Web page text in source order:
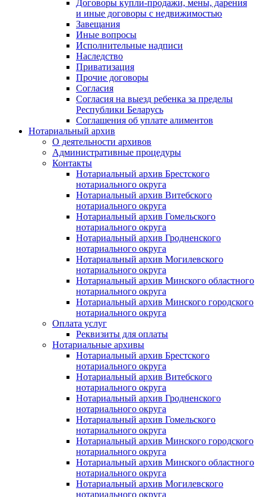
Договоры купли-продажи, мены, дарения
и иные договоры с недвижимостью
Завещания
Иные вопросы
Исполнительные надписи
Наследство
Приватизация
Прочие договоры
Согласия
Согласия на выезд ребенка за пределы
Республики Беларусь
Соглашения об уплате алиментов
Нотариальный архив
О деятельности архивов
Административные процедуры
Контакты
Нотариальный архив Брестского
нотариального округа
Нотариальный архив Витебского
нотариального округа
Нотариальный архив Гомельского
нотариального округа
Нотариальный архив Гродненского
нотариального округа
Нотариальный архив Могилевского
нотариального округа
Нотариальный архив Минского областного
нотариального округа
Нотариальный архив Минского городского
нотариального округа
Оплата услуг
Реквизиты для оплаты
Нотариальные архивы
Нотариальный архив Брестского
нотариального округа
Нотариальный архив Витебского
нотариального округа
Нотариальный архив Гродненского
нотариального округа
Нотариальный архив Гомельского
нотариального округа
Нотариальный архив Минского городского
нотариального округа
Нотариальный архив Минского областного
нотариального округа
Нотариальный архив Могилевского
нотариального округа